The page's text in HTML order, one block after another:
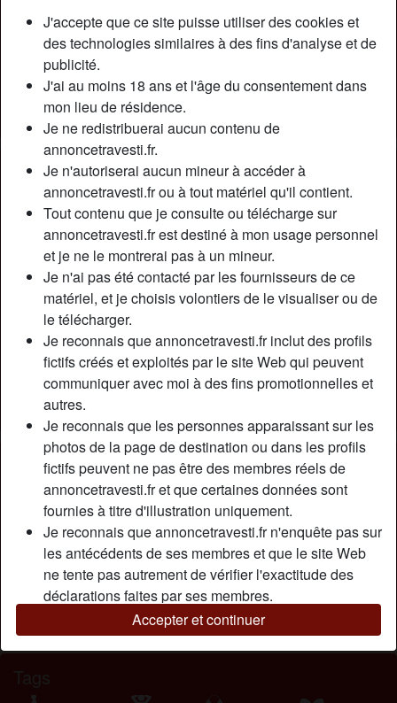
J'accepte que ce site puisse utiliser des cookies et
des technologies similaires à des fins d'analyse et de
publicité.
J'ai au moins 18 ans et l'âge du consentement dans
mon lieu de résidence.
Je ne redistribuerai aucun contenu de
annoncetravesti.fr.
Je n'autoriserai aucun mineur à accéder à
annoncetravesti.fr ou à tout matériel qu'il contient.
Tout contenu que je consulte ou télécharge sur
annoncetravesti.fr est destiné à mon usage personnel
et je ne le montrerai pas à un mineur.
Je n'ai pas été contacté par les fournisseurs de ce
matériel, et je choisis volontiers de le visualiser ou de
le télécharger.
Je reconnais que annoncetravesti.fr inclut des profils
fictifs créés et exploités par le site Web qui peuvent
communiquer avec moi à des fins promotionnelles et
autres.
Je reconnais que les personnes apparaissant sur les
photos de la page de destination ou dans les profils
fictifs peuvent ne pas être des membres réels de
annoncetravesti.fr et que certaines données sont
fournies à titre d'illustration uniquement.
Je reconnais que annoncetravesti.fr n'enquête pas sur
les antécédents de ses membres et que le site Web
ne tente pas autrement de vérifier l'exactitude des
déclarations faites par ses membres.
Accepter et continuer
Nickname:
Ségolène33
Âge:
45
Pays:
France
Département:
Paris
Sexe:
Transexuelle
Sexualité:
Bisexuel(le)
Relation:
Couleur des cheveux:
Foncé
Taille:
170 cm
Épilé(e):
Oui
Fumeur(euse):
Description
Bonjour, Trav soumis, ronde et mure préfère être en
chasteté. Je recherche plan très chaud avec hommes virils
et dominateurs, j'aime sucer, la sodomie, les fessées, les
dilatations anales, éjaculations faciales.
Cherche
N'a spécifié aucune préférence